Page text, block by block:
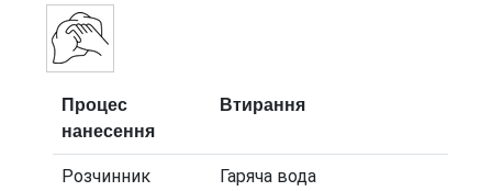
Процес
нанесення
Втирання
Розчинник Гаряча вода